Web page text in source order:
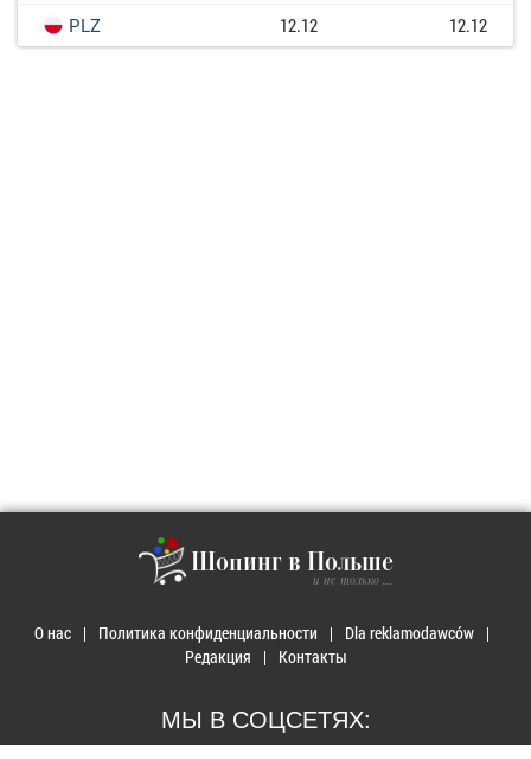
PLZ
12.12 12.12
Шопинг в Польше
и не только ...
О нас Политика конфиденциальности
Dla reklamodawców
Редакция
Контакты
МЫ В СОЦСЕТЯХ: